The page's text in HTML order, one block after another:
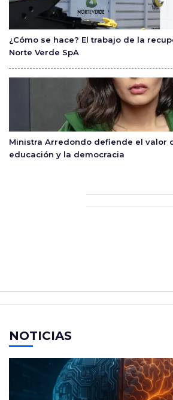
¿Cómo se hace? El trabajo de la
Norte Verde SpA
Ministra Arredondo defiende el valor
educación y la democracia
NOTICIAS